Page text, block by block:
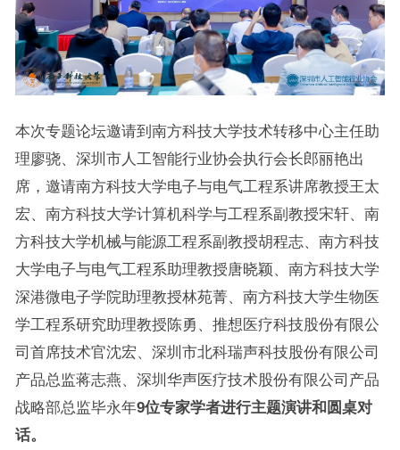
本次专题论坛邀请到南方科技大学技术转移中心主任助
理廖骁、深圳市人工智能行业协会执行会长郎丽艳出
席，邀请南方科技大学电子与电气工程系讲席教授王太
宏、南方科技大学计算机科学与工程系副教授宋轩、南
方科技大学机械与能源工程系副教授胡程志、南方科技
大学电子与电气工程系助理教授唐晓颖、南方科技大学
深港微电子学院助理教授林苑菁、南方科技大学生物医
学工程系研究助理教授陈勇、推想医疗科技股份有限公
司首席技术官沈宏、深圳市北科瑞声科技股份有限公司
产品总监蒋志燕、深圳华声医疗技术股份有限公司产品
战略部总监毕永年9位专家学者进行主题演讲和圆桌对
话。